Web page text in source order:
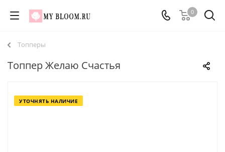
0
Топперы
Топпер Желаю Счастья
УТОЧНЯТЬ НАЛИЧИЕ